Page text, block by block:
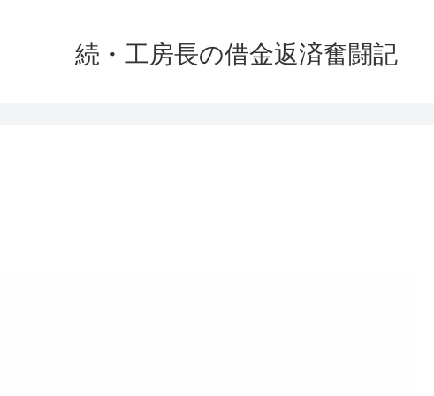
続・工房長の借金返済奮闘記